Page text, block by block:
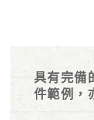
具有完備
件範例，